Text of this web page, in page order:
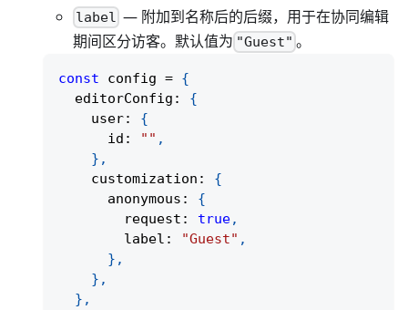
label — 附加到名称后的后缀，用于在协同编辑
期间区分访客。默认值为 "Guest" 。
const config = {
  editorConfig
:
{
    user
:
{
      id
: "" ,
} ,
    customization
:
{
      anonymous
:
{
        request
: true,
        label
: "Guest" ,
} ,
} ,
} ,